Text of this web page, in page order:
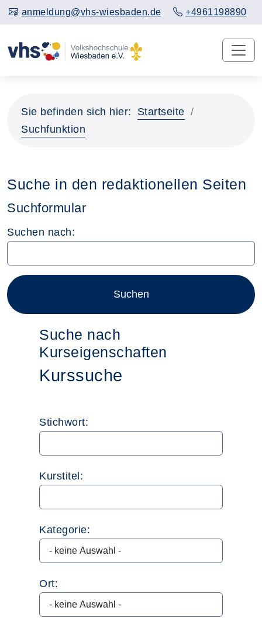
anmeldung@vhs-wiesbaden.de +4961198890
Sie befinden sich hier:
Startseite
Suchfunktion
Suche in den redaktionellen Seiten
Suchformular
Suchen nach:
Suche nach
Kurseigenschaften
Kurssuche
Stichwort:
Kurstitel:
Kategorie:
Ort: